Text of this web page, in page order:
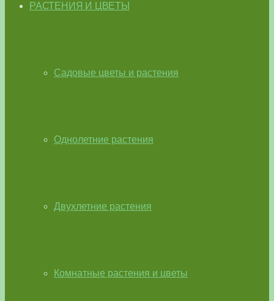
РАСТЕНИЯ И ЦВЕТЫ
Садовые цветы и растения
Однолетние растения
Двухлетние растения
Комнатные растения и цветы